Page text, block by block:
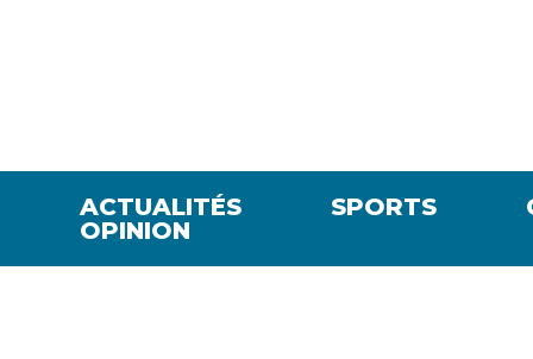
ACTUALITÉS SPORTS
OPINION